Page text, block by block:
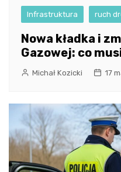
Infrastruktura ruch
Nowa kładka i
Gazowej: co
Michał Kozicki 17